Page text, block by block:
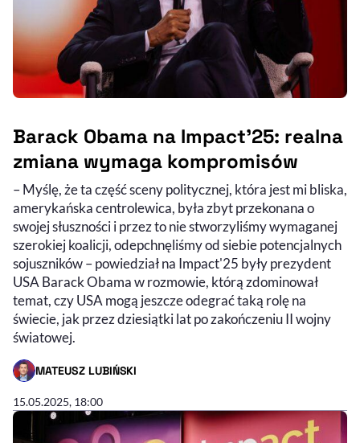
Barack Obama na Impact'25: realna
zmiana wymaga kompromisów
– Myślę, że ta część sceny politycznej, która jest mi bliska,
amerykańska centrolewica, była zbyt przekonana o
swojej słuszności i przez to nie stworzyliśmy wymaganej
szerokiej koalicji, odepchnęliśmy od siebie potencjalnych
sojuszników – powiedział na Impact'25 były prezydent
USA Barack Obama w rozmowie, którą zdominował
temat, czy USA mogą jeszcze odegrać taką rolę na
świecie, jak przez dziesiątki lat po zakończeniu II wojny
światowej.
MATEUSZ LUBIŃSKI
- AUTOR ARTYKUŁU - PROFIL
15.05.2025, 18:00